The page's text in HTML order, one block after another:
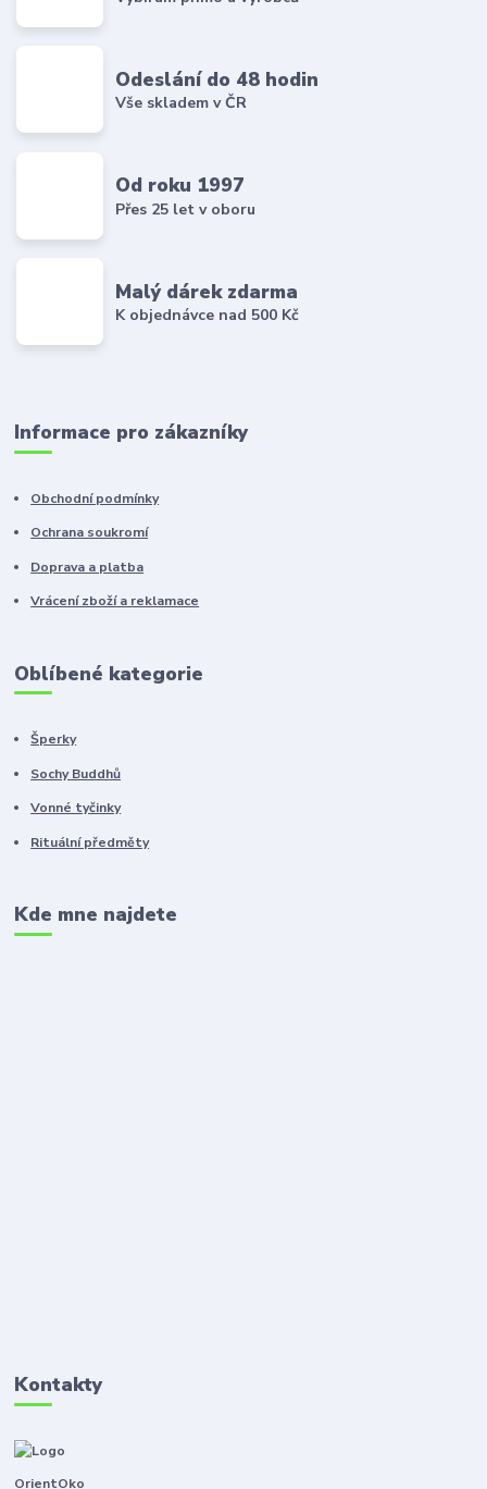
Odeslání do 48 hodin
Vše skladem v ČR
Od roku 1997
Přes 25 let v oboru
Malý dárek zdarma
K objednávce nad 500 Kč
Informace pro zákazníky
Obchodní podmínky
Ochrana soukromí
Doprava a platba
Vrácení zboží a reklamace
Oblíbené kategorie
Šperky
Sochy Buddhů
Vonné tyčinky
Rituální předměty
Kde mne najdete
Kontakty
OrientOko